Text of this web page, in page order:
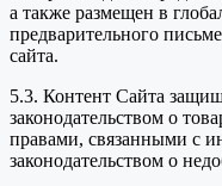
а также размещен в
предварительного
сайта.
5.3. Контент Сайта
законодательством о
правами, связанными с
законодательством о